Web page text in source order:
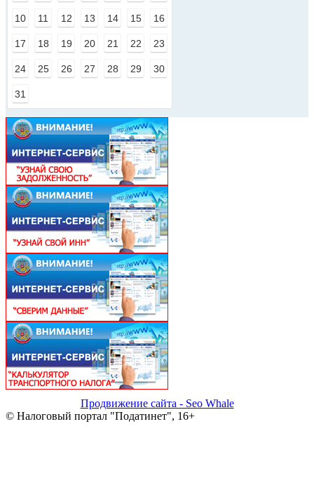
10 11 12 13 14 15 16
17 18 19 20 21 22 23
24 25 26 27 28 29 30
31
Продвижение сайта - Seo Whale
© Налоговый портал "Податинет", 16+